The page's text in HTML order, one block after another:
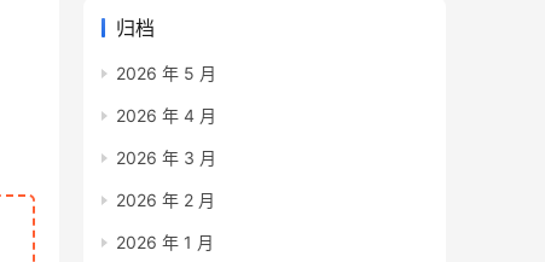
归档
2026 年 5 月
2026 年 4 月
2026 年 3 月
2026 年 2 月
2026 年 1 月